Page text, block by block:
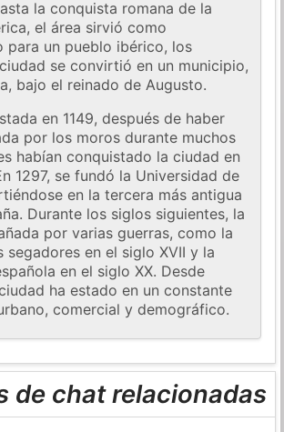
la conquista romana de la
el área sirvió como
para un pueblo ibérico, los
se convirtió en un municipio,
bajo el reinado de Augusto.
en 1149, después de haber
por los moros durante muchos
habían conquistado la ciudad en
1297, se fundó la Universidad de
en la tercera más antigua
Durante los siglos siguientes, la
por varias guerras, como la
segadores en el siglo XVII y la
en el siglo XX. Desde
ha estado en un constante
comercial y demográfico.
de chat relacionadas